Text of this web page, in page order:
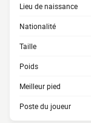
Lieu de naissance
Nationalité
Taille
Poids
Meilleur pied
Poste du joueur